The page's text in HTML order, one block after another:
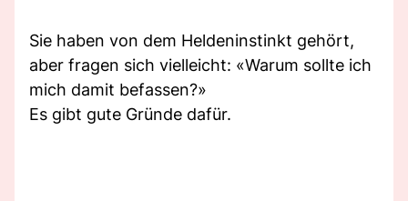
Sie haben von dem Heldeninstinkt gehört,
aber fragen sich vielleicht: «Warum sollte ich
mich damit befassen?»
Es gibt gute Gründe dafür.